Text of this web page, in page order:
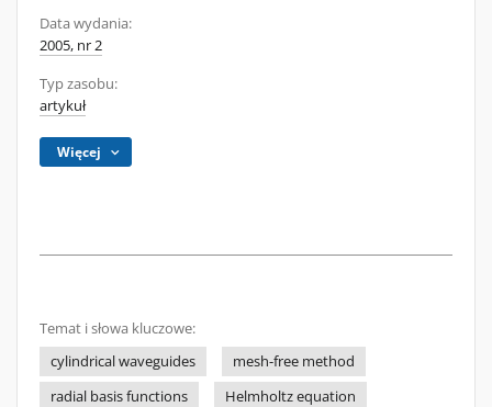
Data wydania:
2005, nr 2
Typ zasobu:
artykuł
Więcej
Temat i słowa kluczowe:
cylindrical waveguides
mesh-free method
radial basis functions
Helmholtz equation